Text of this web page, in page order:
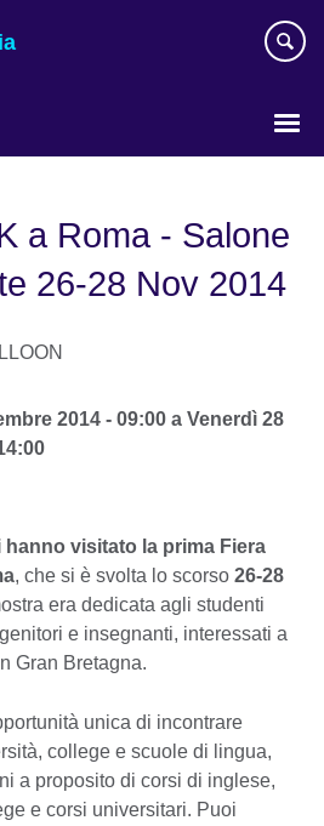
a Roma - Salone
26-28 Nov 2014
2014 - 09:00 aVenerdì 28
hanno visitato la prima Fiera
, che si è svolta lo scorso 26-28
era dedicata agli studenti
e insegnanti, interessati a
Gran Bretagna.
unica di incontrare
college e scuole di lingua,
a proposito di corsi di inglese,
e corsi universitari. Puoi